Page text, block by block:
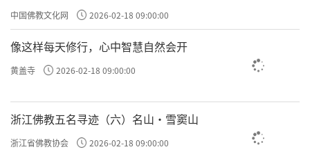
中国佛教文化网 2026-02-18 09:00:00
像这样每天修行，心中智慧自然会开
黄盖寺 2026-02-18 09:00:00
浙江佛教五名寻迹（六）名山·雪窦山
浙江省佛教协会 2026-02-18 09:00:00